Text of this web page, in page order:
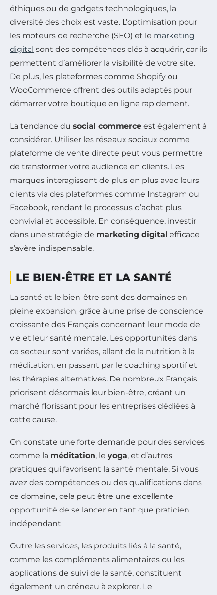
éthiques ou de gadgets technologiques, la
diversité des choix est vaste. L’optimisation pour
les moteurs de recherche (SEO) et le marketing
digital sont des compétences clés à acquérir, car ils
permettent d’améliorer la visibilité de votre site.
De plus, les plateformes comme Shopify ou
WooCommerce offrent des outils adaptés pour
démarrer votre boutique en ligne rapidement.
La tendance du social commerce est également à
considérer. Utiliser les réseaux sociaux comme
plateforme de vente directe peut vous permettre
de transformer votre audience en clients. Les
marques interagissent de plus en plus avec leurs
clients via des plateformes comme Instagram ou
Facebook, rendant le processus d’achat plus
convivial et accessible. En conséquence, investir
dans une stratégie de marketing digital efficace
s’avère indispensable.
LE BIEN-ÊTRE ET LA SANTÉ
La santé et le bien-être sont des domaines en
pleine expansion, grâce à une prise de conscience
croissante des Français concernant leur mode de
vie et leur santé mentale. Les opportunités dans
ce secteur sont variées, allant de la nutrition à la
méditation, en passant par le coaching sportif et
les thérapies alternatives. De nombreux Français
priorisent désormais leur bien-être, créant un
marché florissant pour les entreprises dédiées à
cette cause.
On constate une forte demande pour des services
comme la méditation, le yoga, et d’autres
pratiques qui favorisent la santé mentale. Si vous
avez des compétences ou des qualifications dans
ce domaine, cela peut être une excellente
opportunité de se lancer en tant que praticien
indépendant.
Outre les services, les produits liés à la santé,
comme les compléments alimentaires ou les
applications de suivi de la santé, constituent
également un créneau à explorer. Le